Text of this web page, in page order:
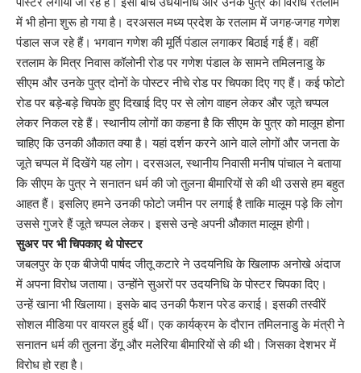
में भी होना शुरू हो गया है। दरअसल मध्य प्रदेश के रतलाम में जगह-जगह गणेश
पंडाल सज रहे हैं। भगवान गणेश की मूर्ति पंडाल लगाकर बिठाई गई हैं। वहीं
रतलाम के मित्र निवास कॉलोनी रोड पर गणेश पंडाल के सामने तमिलनाडु के
सीएम और उनके पुत्र दोनों के पोस्टर नीचे रोड पर चिपका दिए गए हैं। कई फोटो
रोड पर बड़े-बड़े चिपके हुए दिखाई दिए पर से लोग वाहन लेकर और जूते चप्पल
लेकर निकल रहे हैं। स्थानीय लोगों का कहना है कि सीएम के पुत्र को मालूम होना
चाहिए कि उनकी औकात क्या है। यहां दर्शन करने आने वाले लोगों और जनता के
जूते चप्पल में दिखेंगे यह लोग। दरसअल, स्थानीय निवासी मनीष पांचाल ने बताया
कि सीएम के पुत्र ने सनातन धर्म की जो तुलना बीमारियों से की थी उससे हम बहुत
आहत हैं। इसलिए हमने उनकी फोटो जमीन पर लगाई है ताकि मालूम पड़े कि लोग
उससे गुजरे हैं जूते चप्पल लेकर। इससे उन्हे अपनी औकात मालूम होगी।
सुअर पर भी चिपकाए थे पोस्टर
जबलपुर के एक बीजेपी पार्षद जीतू कटारे ने उदयनिधि के खिलाफ अनोखे अंदाज
में अपना विरोध जताया। उन्होंने सुअरों पर उदयनिधि के पोस्टर चिपका दिए।
उन्हें खाना भी खिलाया। इसके बाद उनकी फैशन परेड कराई। इसकी तस्वीरें
सोशल मीडिया पर वायरल हुई थीं। एक कार्यक्रम के दौरान तमिलनाडु के मंत्री ने
सनातन धर्म की तुलना डेंगू और मलेरिया बीमारियों से की थी। जिसका देशभर में
विरोध हो रहा है।